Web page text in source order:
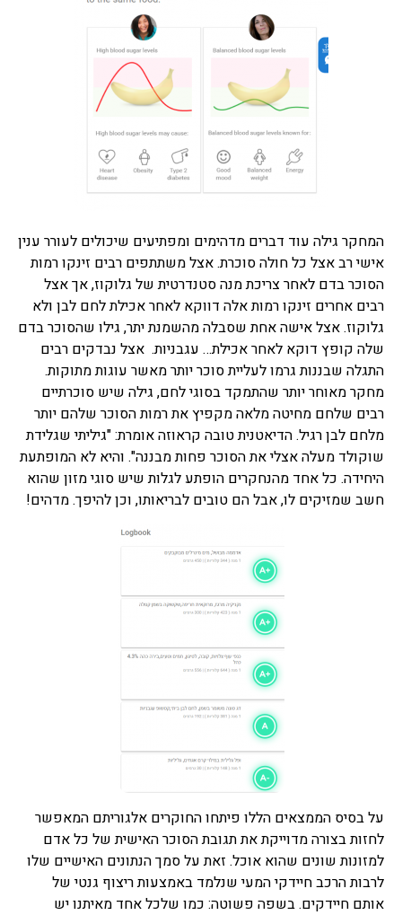
המחקר גילה עוד דברים מדהימים ומפתיעים שיכולים לעורר ענין
אישי רב אצל כל חולה סוכרת. אצל משתתפים רבים זינקו רמות
הסוכר בדם לאחר צריכת מנה סטנדרטית של גלוקוז, אך אצל
רבים אחרים זינקו רמות אלה דווקא לאחר אכילת לחם לבן ולא
גלוקוז. אצל אישה אחת שסבלה מהשמנת יתר, גילו שהסוכר בדם
שלה קופץ דוקא לאחר אכילת… עגבניות. אצל נבדקים רבים
התגלה שבננות גרמו לעליית סוכר יותר מאשר עוגות מתוקות.
מחקר מאוחר יותר שהתמקד בסוגי לחם, גילה שיש סוכרתיים
רבים שלחם מחיטה מלאה מקפיץ את רמות הסוכר שלהם יותר
מלחם לבן רגיל. הדיאטנית טובה קראוזה אומרת: "גיליתי שגלידת
שוקולד מעלה אצלי את הסוכר פחות מבננה". והיא לא המופתעת
היחידה. כל אחד מהנחקרים הופתע לגלות שיש סוגי מזון שהוא
חשב שמזיקים לו, אבל הם טובים לבריאותו, וכן להיפך. מדהים!
על בסיס הממצאים הללו פיתחו החוקרים אלגוריתם המאפשר
לחזות בצורה מדוייקת את תגובת הסוכר האישית של כל אדם
למזונות שונים שהוא אוכל. זאת על סמך הנתונים האישיים שלו
לרבות הרכב חיידקי המעי שנלמד באמצעות ריצוף גנטי של
אותם חיידקים. בשפה פשוטה: כמו שלכל אחד מאיתנו יש